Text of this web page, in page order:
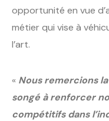
opportunité en vue
métier qui vise à
l’art.
« Nous remercions
songé à renforcer
compétitifs dans